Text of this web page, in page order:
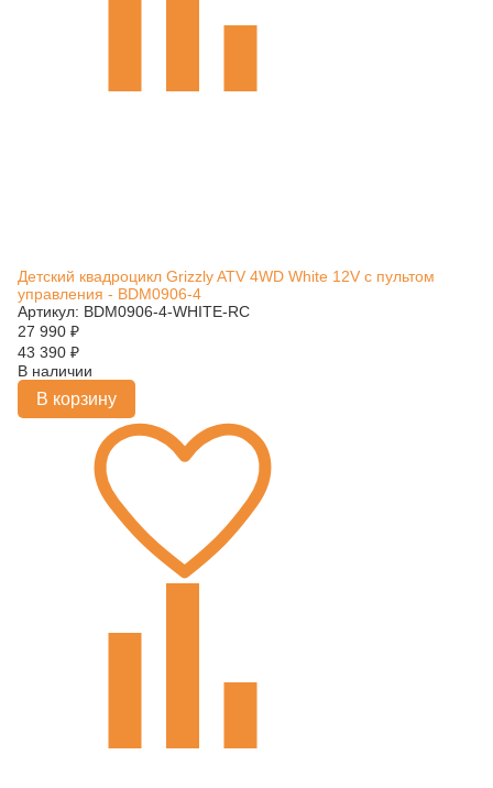
Детский квадроцикл Grizzly ATV 4WD White 12V с пультом
управления - BDM0906-4
Артикул: BDM0906-4-WHITE-RC
27 990 ₽
43 390 ₽
В наличии
В корзину